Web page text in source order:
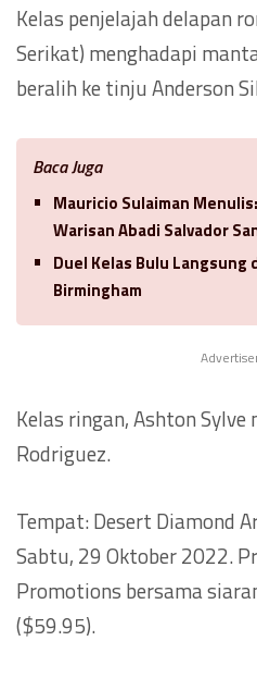
Kelas penjelajah delapan
Serikat) menghadapi
beralih ke tinju Anderson
Baca Juga
Mauricio Sulaiman
Warisan Abadi Salvador
Duel Kelas Bulu Langsung
Birmingham
Kelas ringan, Ashton
Rodriguez.
Tempat: Desert Diamond
Sabtu, 29 Oktober 2022.
Promotions bersama
($59.95).